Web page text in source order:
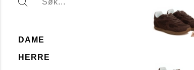
DAME
HERRE